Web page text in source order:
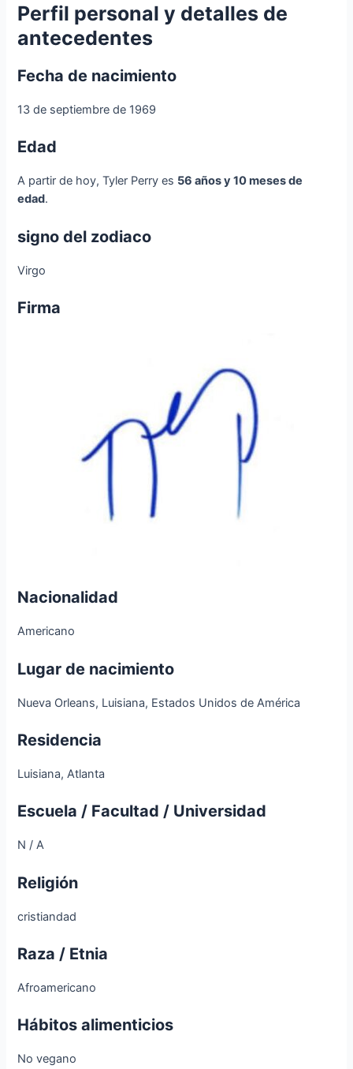
Perfil personal y detalles de
antecedentes
Fecha de nacimiento
13 de septiembre de 1969
Edad
A partir de hoy, Tyler Perry es 56 años y 10 meses de
edad.
signo del zodiaco
Virgo
Firma
Nacionalidad
Americano
Lugar de nacimiento
Nueva Orleans, Luisiana, Estados Unidos de América
Residencia
Luisiana, Atlanta
Escuela / Facultad / Universidad
N / A
Religión
cristiandad
Raza / Etnia
Afroamericano
Hábitos alimenticios
No vegano